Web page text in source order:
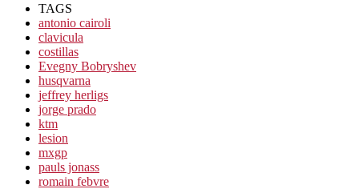
TAGS
antonio cairoli
clavicula
costillas
Evegny Bobryshev
husqvarna
jeffrey herligs
jorge prado
ktm
lesion
mxgp
pauls jonass
romain febvre